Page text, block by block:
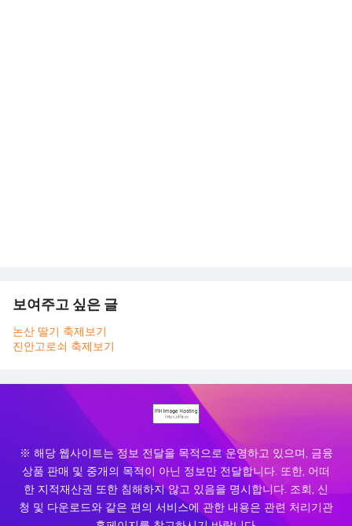
보여주고 싶은 글
논산 딸기 축제보기
진안고로쇠 축제보기
※ 해당 웹사이트는 정보 전달을 목적으로 운영하고 있으며, 금융
상품 판매 및 중개의 목적이 아닌 정보만 전달합니다. 또한, 어떠
한 지적재산권 또한 침해하지 않고 있음을 명시합니다. 조회, 신
청 및 다운로드와 같은 편의 서비스에 관한 내용은 관련 처리기관